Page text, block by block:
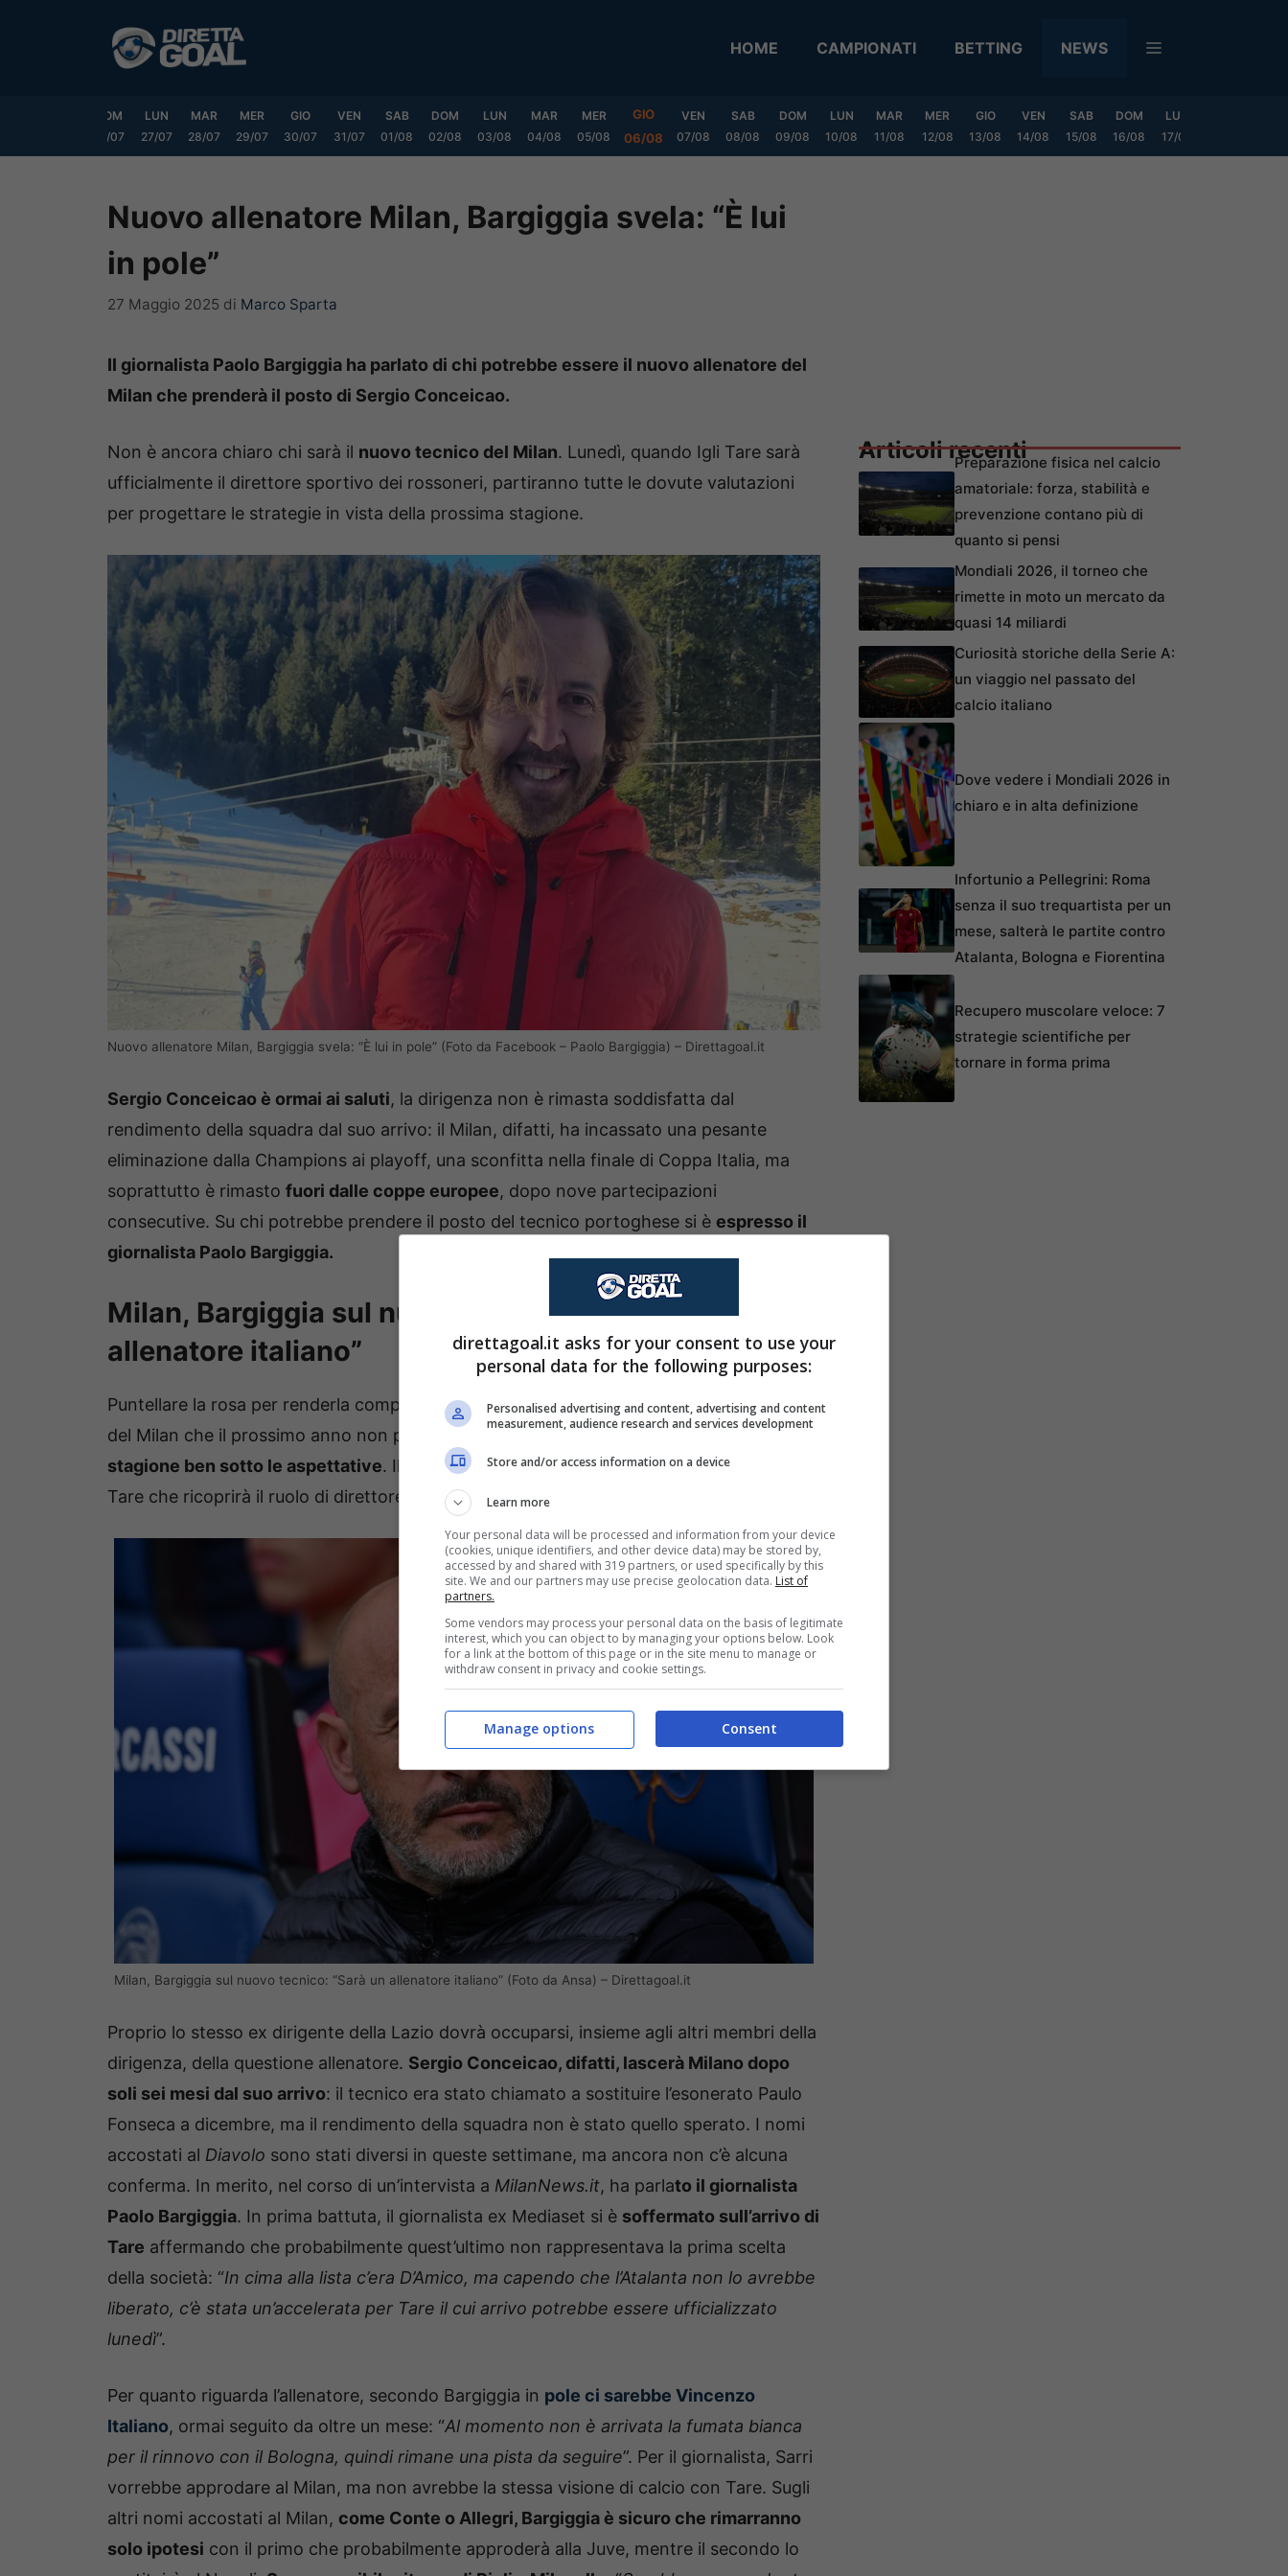
HOME CAMPIONATI BETTING NEWS
DOM
26/07
LUN
27/07
MAR
28/07
MER
29/07
GIO
30/07
VEN
31/07
SAB
01/08
DOM
02/08
LUN
03/08
MAR
04/08
MER
05/08
GIO
06/08
VEN
07/08
SAB
08/08
DOM
09/08
LUN
10/08
MAR
11/08
MER
12/08
GIO
13/08
VEN
14/08
SAB
15/08
DOM
16/08
LUN
17/08
Nuovo allenatore Milan, Bargiggia svela: “È lui
in pole”
27 Maggio 2025 di Marco Sparta
Il giornalista Paolo Bargiggia ha parlato di chi potrebbe essere il nuovo allenatore del
Milan che prenderà il posto di Sergio Conceicao.
Non è ancora chiaro chi sarà il nuovo tecnico del Milan. Lunedì, quando Igli Tare sarà
ufficialmente il direttore sportivo dei rossoneri, partiranno tutte le dovute valutazioni
per progettare le strategie in vista della prossima stagione.
Nuovo allenatore Milan, Bargiggia svela: “È lui in pole” (Foto da Facebook – Paolo Bargiggia) – Direttagoal.it
Sergio Conceicao è ormai ai saluti, la dirigenza non è rimasta soddisfatta dal
rendimento della squadra dal suo arrivo: il Milan, difatti, ha incassato una pesante
eliminazione dalla Champions ai playoff, una sconfitta nella finale di Coppa Italia, ma
soprattutto è rimasto fuori dalle coppe europee, dopo nove partecipazioni
consecutive. Su chi potrebbe prendere il posto del tecnico portoghese si è espresso il
giornalista Paolo Bargiggia.
Milan, Bargiggia sul nuovo tecnico: “Sarà un
allenatore italiano”
Puntellare la rosa per renderla competitiva e riportarla ad alti livelli. È questo l’obiettivo
del Milan che il prossimo anno non prenderà parte alle coppe europee,dopo una
stagione ben sotto le aspettative. Il primo passo è stato compiuto con la firma di Igli
Tare che ricoprirà il ruolo di direttore sportivo.
Milan, Bargiggia sul nuovo tecnico: “Sarà un allenatore italiano” (Foto da Ansa) – Direttagoal.it
Proprio lo stesso ex dirigente della Lazio dovrà occuparsi, insieme agli altri membri della
dirigenza, della questione allenatore. Sergio Conceicao, difatti, lascerà Milano dopo
soli sei mesi dal suo arrivo: il tecnico era stato chiamato a sostituire l’esonerato Paulo
Fonseca a dicembre, ma il rendimento della squadra non è stato quello sperato. I nomi
accostati al Diavolo sono stati diversi in queste settimane, ma ancora non c’è alcuna
conferma. In merito, nel corso di un’intervista a MilanNews.it, ha parlato il giornalista
Paolo Bargiggia. In prima battuta, il giornalista ex Mediaset si è soffermato sull’arrivo di
Tare affermando che probabilmente quest’ultimo non rappresentava la prima scelta
della società: “In cima alla lista c’era D’Amico, ma capendo che l’Atalanta non lo avrebbe
liberato, c’è stata un’accelerata per Tare il cui arrivo potrebbe essere ufficializzato
lunedì”.
Per quanto riguarda l’allenatore, secondo Bargiggia in pole ci sarebbe Vincenzo
Italiano, ormai seguito da oltre un mese: “Al momento non è arrivata la fumata bianca
per il rinnovo con il Bologna, quindi rimane una pista da seguire”. Per il giornalista, Sarri
vorrebbe approdare al Milan, ma non avrebbe la stessa visione di calcio con Tare. Sugli
altri nomi accostati al Milan, come Conte o Allegri, Bargiggia è sicuro che rimarranno
solo ipotesi con il primo che probabilmente approderà alla Juve, mentre il secondo lo
Articoli recentiPreparazione fisica nel calcio
amatoriale: forza, stabilità e
prevenzione contano più di
quanto si pensi
Mondiali 2026, il torneo che
rimette in moto un mercato da
quasi 14 miliardi
Curiosità storiche della Serie A:
un viaggio nel passato del
calcio italiano
Dove vedere i Mondiali 2026 in
chiaro e in alta definizione
Infortunio a Pellegrini: Roma
senza il suo trequartista per un
mese, salterà le partite contro
Atalanta, Bologna e Fiorentina
Recupero muscolare veloce: 7
strategie scientifiche per
tornare in forma prima
direttagoal.it asks for your consent to use your
personal data for the following purposes:
Personalised advertising and content, advertising and content
measurement, audience research and services development
Store and/or access information on a device
Learn more
Your personal data will be processed and information from your device
(cookies, unique identifiers, and other device data) may be stored by,
accessed by and shared with 319 partners, or used specifically by this
site. We and our partners may use precise geolocation data. List of
partners.
Some vendors may process your personal data on the basis of legitimate
interest, which you can object to by managing your options below. Look
for a link at the bottom of this page or in the site menu to manage or
withdraw consent in privacy and cookie settings.
Consent
Manage options